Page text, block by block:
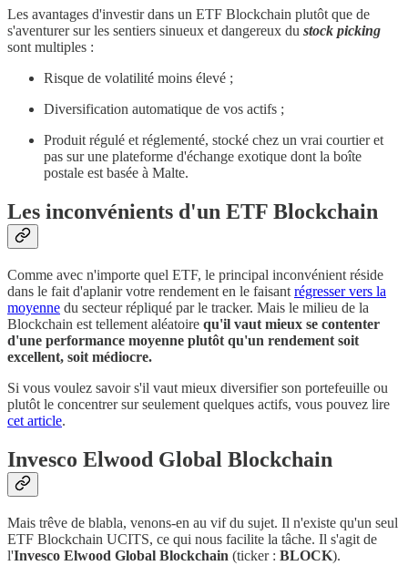
Les avantages d'investir dans un ETF Blockchain plutôt que de
s'aventurer sur les sentiers sinueux et dangereux du stock picking
sont multiples :
Risque de volatilité moins élevé ;
Diversification automatique de vos actifs ;
Produit régulé et réglementé, stocké chez un vrai courtier et
pas sur une plateforme d'échange exotique dont la boîte
postale est basée à Malte.
Les inconvénients d'un ETF Blockchain
Comme avec n'importe quel ETF, le principal inconvénient réside
dans le fait d'aplanir votre rendement en le faisant régresser vers la
moyenne du secteur répliqué par le tracker. Mais le milieu de la
Blockchain est tellement aléatoire qu'il vaut mieux se contenter
d'une performance moyenne plutôt qu'un rendement soit
excellent, soit médiocre.
Si vous voulez savoir s'il vaut mieux diversifier son portefeuille ou
plutôt le concentrer sur seulement quelques actifs, vous pouvez lire
cet article.
Invesco Elwood Global Blockchain
Mais trêve de blabla, venons-en au vif du sujet. Il n'existe qu'un seul
ETF Blockchain UCITS, ce qui nous facilite la tâche. Il s'agit de
l'Invesco Elwood Global Blockchain (ticker : BLOCK).